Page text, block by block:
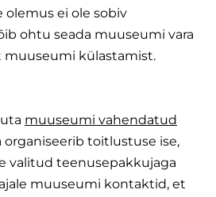
olemus ei ole sobiv
ohtu seada muuseumi vara
muuseumi külastamist.
muuseumi vahendatud
organiseerib toitlustuse ise,
valitud teenusepakkujaga
muuseumi kontaktid, et